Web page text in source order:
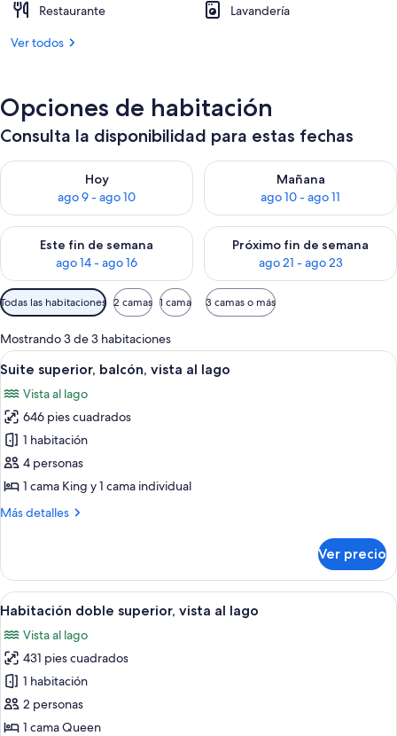
Restaurante
Lavandería
Ver todos
Opciones de habitación
Consulta la disponibilidad para estas fechas
Hoy
ago 9 - ago 10
Consulta la disponibilidad para hoy ago 9 - ago 10
Mañana
ago 10 - ago 11
Consulta la disponibilidad
Este fin de semana
ago 14 - ago 16
Consulta la disponibilidad para este fin de semana ago 14 -
Próximo fin de semana
ago 21 - ago 23
Consulta la disponibilidad
Filtros
disponibles
para
las
habitaciones
Todas las habitaciones 2 camas 1 cama 3 camas o más
Mostrando 3 de 3 habitaciones
Abrir
todas
las
fotos
de
Suite
superior,
vista
Varias construcciones con techo de
2
Suite superior, balcón, vista al lago
Vista al lago
646 pies cuadrados
1 habitación
4 personas
1 cama King y 1 cama individual
Más detalles
Más
superior,
balcón,
vista
lago
Ver precio
Abrir
todas
las
fotos
de
Habitación
doble
Habitación doble superior, vista al
2
Habitación doble superior, vista al lago
Vista al lago
431 pies cuadrados
1 habitación
2 personas
1 cama Queen